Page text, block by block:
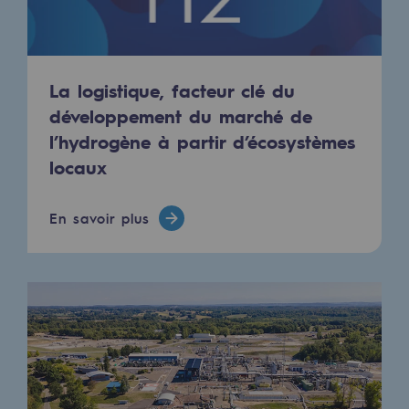
Raccordement au réseau de gaz
Stockage de gaz
Stockage de gaz
Savoir-faire
Projet type
Infrastructures historiques
Biométhane : Enjeux et opportunités
Qu'est-ce que la méthanisation ?
Teréga, partenaire de référence sur le
La logistique, facteur clé du
développement du marché de
l’hydrogène à partir d’écosystèmes
locaux
En savoir plus